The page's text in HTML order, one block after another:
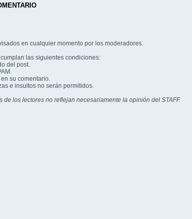
en cualquier momento por los moderadores.
las siguientes condiciones:
del post.
su comentario.
e insultos no serán permitidos.
de los lectores no reflejan necesariamente la opinión del STAFF.